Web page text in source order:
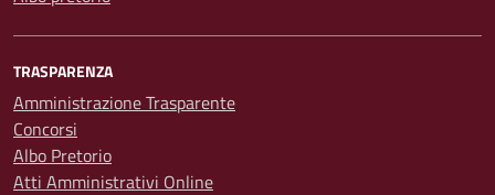
TRASPARENZA
Amministrazione Trasparente
Concorsi
Albo Pretorio
Atti Amministrativi Online